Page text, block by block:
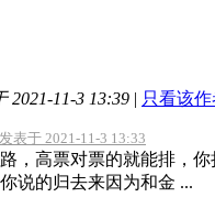
2021-11-3 13:39 | 只看该
表于 2021-11-3 13:33
，高票对票的就能排，
说的归去来因为和金 ...